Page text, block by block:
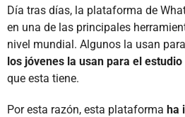
Día tras días, la plataforma de
en una de las principales
nivel mundial. Algunos la usan
los jóvenes la usan para el
que esta tiene.
Por esta razón, esta plataforma ha